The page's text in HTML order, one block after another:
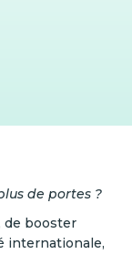
de portes ?
de booster
internationale,